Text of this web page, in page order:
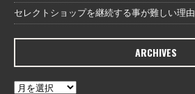
セレクトショップを継続する事が難しい理由
ARCHIVES